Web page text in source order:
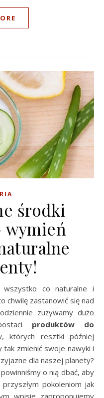
środki
wymień
chwilę zastanowić się nad
zużywamy dużo
produktów do
których resztki później
tak zmienić swoje nawyki i
dla naszej planety?
o nią dbać, aby
przyszłym pokoleniom jak
wpisie zaproponujemy